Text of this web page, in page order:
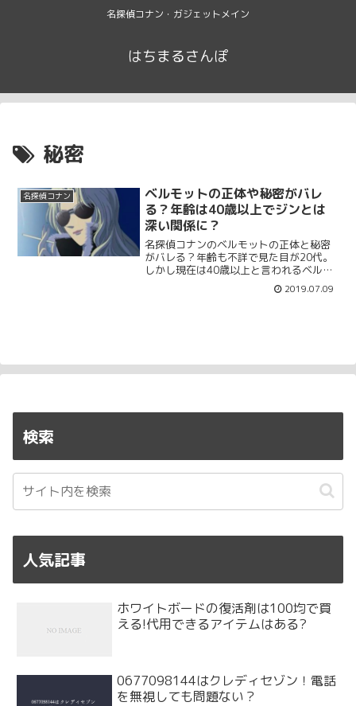
名探偵コナン・ガジェットメイン
はちまるさんぽ
秘密
名探偵コナン
ベルモットの正体や秘密がバレ
る？年齢は40歳以上でジンとは
深い関係に？
名探偵コナンのベルモットの正体と秘密
がバレる？年齢も不詳で見た目が20代。
しかし現在は40歳以上と言われるベルモ
ットが若く見える理由は？黒の組織やジ
ンとの深い関係もまとめます。正体や秘
2019.07.09
検索
人気記事
ホワイトボードの復活剤は100均で買
える!代用できるアイテムはある?
0677098144はクレディセゾン！電話
を無視しても問題ない？